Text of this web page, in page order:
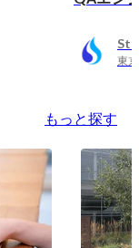
東京
もっと探す